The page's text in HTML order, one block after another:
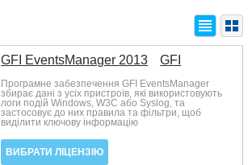
GFI EventsManager 2013 GFI
Програмне забезпечення GFI EventsManager
збирає дані з усіх пристроїв, які використовують
логи подій Windows, W3C або Syslog, та
застосовує до них правила та фільтри, щоб
виділити ключову інформацію
ВИБРАТИ ЛІЦЕНЗІЮ